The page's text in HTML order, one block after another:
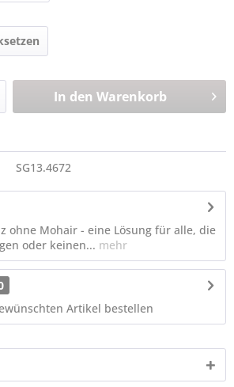
In den Warenkorb
SG13.4672
ohne Mohair - eine Lösung für alle, die
oder keinen... mehr
Artikel bestellen